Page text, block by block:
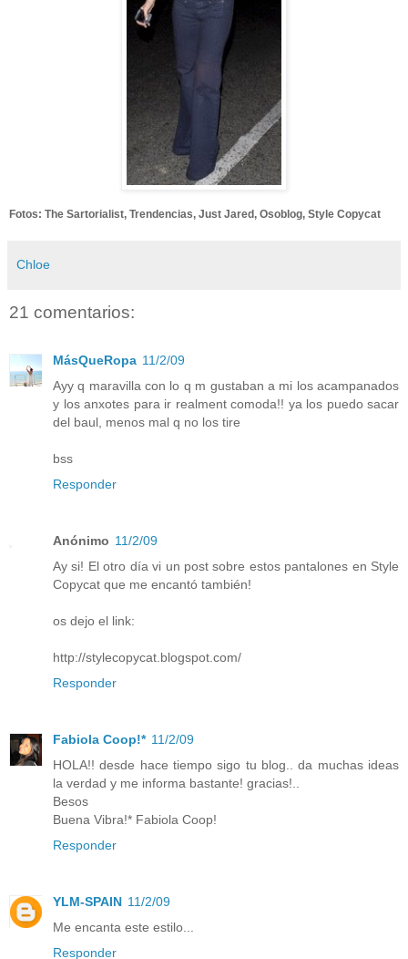
Fotos: The Sartorialist, Trendencias, Just Jared, Osoblog, Style Copycat
Chloe
21 comentarios:
MásQueRopa 11/2/09
Ayy q maravilla con lo q m gustaban a mi los acampanados
y los anxotes para ir realment comoda!! ya los puedo sacar
del baul, menos mal q no los tire
bss
Responder
Anónimo 11/2/09
Ay si! El otro día vi un post sobre estos pantalones en Style
Copycat que me encantó también!
os dejo el link:
http://stylecopycat.blogspot.com/
Responder
Fabiola Coop!* 11/2/09
HOLA!! desde hace tiempo sigo tu blog.. da muchas ideas
la verdad y me informa bastante! gracias!..
Besos
Buena Vibra!* Fabiola Coop!
Responder
YLM-SPAIN 11/2/09
Me encanta este estilo...
Responder